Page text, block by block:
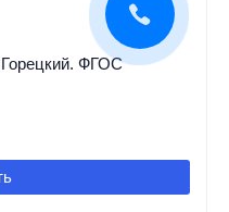
Горецкий. ФГОС